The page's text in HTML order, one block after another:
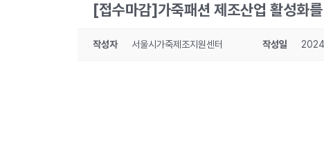
[접수마감]가죽패션 제조산업 활성화
작성자 서울시가죽제조지원센터 작성일